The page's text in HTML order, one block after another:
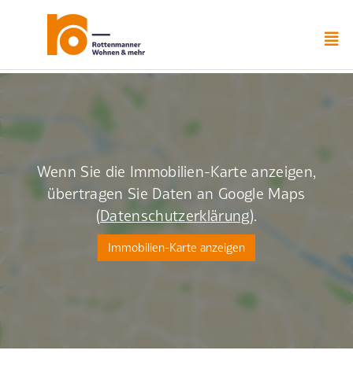
springen
Wenn Sie die Immobilien-Karte anzeigen,
übertragen Sie Daten an Google Maps
(Datenschutzerklärung).
Immobilien-Karte anzeigen